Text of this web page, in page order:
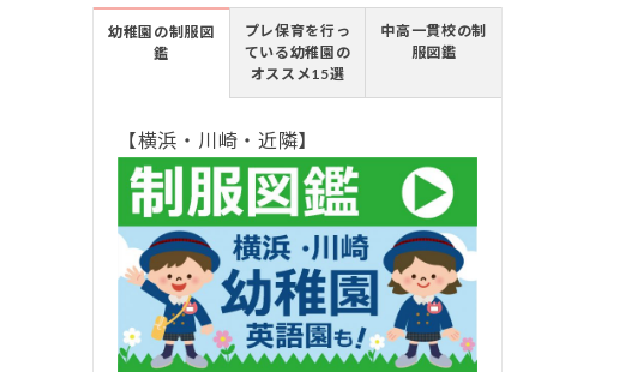
幼稚園の制服図
鑑
プレ保育を行っ
ている幼稚園の
オススメ15選
中高一貫校の制
服図鑑
【横浜・川崎・近隣】